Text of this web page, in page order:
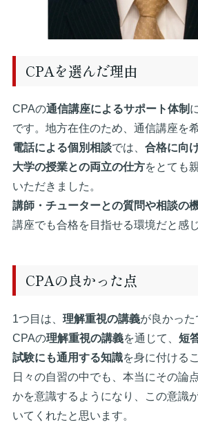
CPAを選んだ理由
CPAの通信講座によるサポート体制
です。地方在住のため、通信講座を
電話による個別相談では、 合格に向
大学の授業との両立の仕方をとても
いただきました。
講師・チューターとの質問や相談の
講座でも合格を目指せる環境だと感
CPAの良かった点
1つ目は、 理解重視の講義が良かった
CPAの理解重視の講義を通じて、 短
試験にも通用する知識を身に付ける
日々の自習の中でも、本当にその論
かを意識するようになり、この意識
いてくれたと思います。